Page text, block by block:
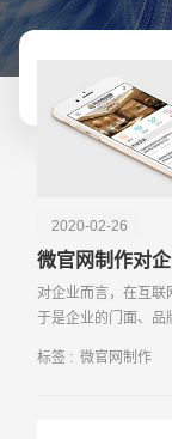
高质量的图片、
品、服务及优势
可以融入在线咨
即时互动。最终
聚合更多的数据
2020-02-26
对企业而言，在互联
于是企业的门面、品
言，客户浏览很舒适
标签 : 微官网制作